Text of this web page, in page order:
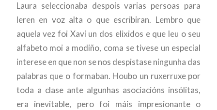
Laura seleccionaba despois varias persoas para
leren en voz alta o que escribiran. Lembro que
aquela vez foi Xavi un dos elixidos e que leu o seu
alfabeto moi a modiño, coma se tivese un especial
interese en que non se nos despistase ningunha das
palabras que o formaban. Houbo un ruxerruxe por
toda a clase ante algunhas asociacións insólitas,
era inevitable, pero foi máis impresionante o